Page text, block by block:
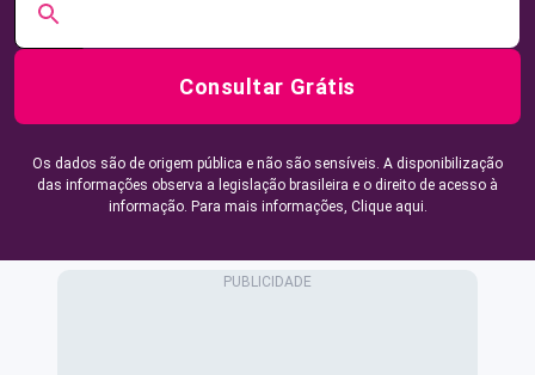
Consultar Grátis
Os dados são de origem pública e não são sensíveis. A disponibilização
das informações observa a legislação brasileira e o direito de acesso à
informação. Para mais informações, Clique aqui.